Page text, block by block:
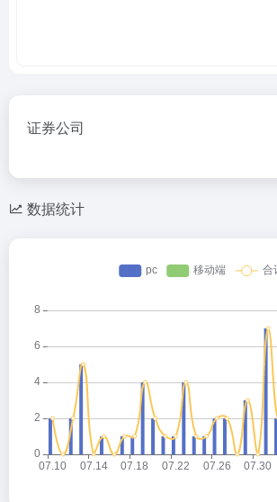
证券公司
数据统计